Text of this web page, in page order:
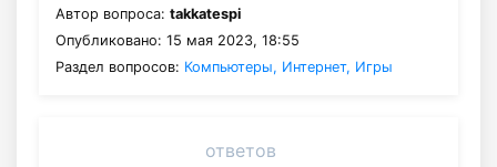
Автор вопроса: takkatespi
Опубликовано: 15 мая 2023, 18:55
Раздел вопросов: Компьютеры, Интернет, Игры
ответов